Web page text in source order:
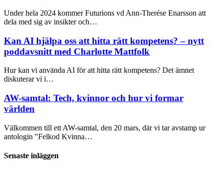
Under hela 2024 kommer Futurions vd Ann-Therése Enarsson att
dela med sig av insikter och…
Kan AI hjälpa oss att hitta rätt kompetens? – nytt
poddavsnitt med Charlotte Mattfolk
Hur kan vi använda AI för att hitta rätt kompetens? Det ämnet
diskuterar vi i…
AW-samtal: Tech, kvinnor och hur vi formar
världen
Välkommen till ett AW-samtal, den 20 mars, där vi tar avstamp ur
antologin "Felkod Kvinna…
Senaste inläggen